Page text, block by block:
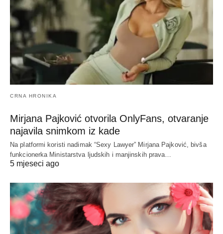
CRNA HRONIKA
Mirjana Pajković otvorila OnlyFans, otvaranje
najavila snimkom iz kade
Na platformi koristi nadimak “Sexy Lawyer” Mirjana Pajković, bivša
funkcionerka Ministarstva ljudskih i manjinskih prava…
5 mjeseci ago